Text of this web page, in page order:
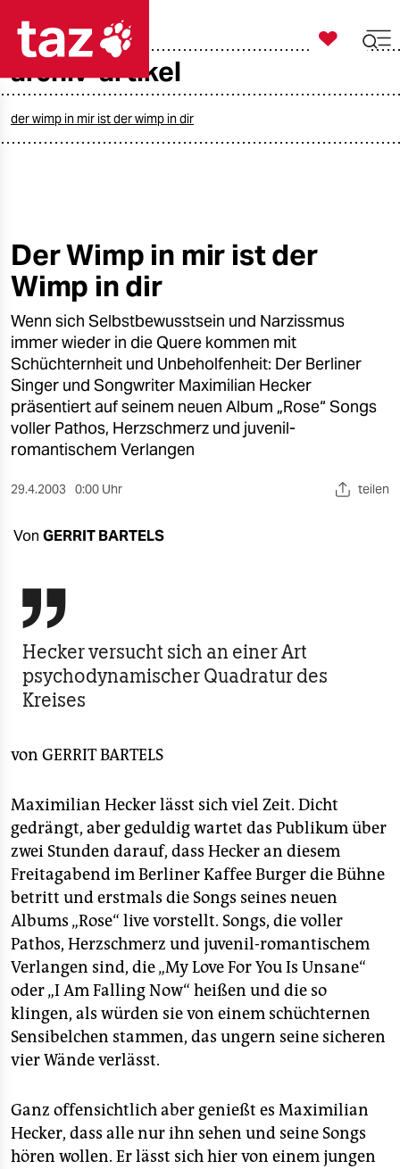
taz zahl ich
öko
gesellschaft
kultur
sport
berlin
nord
wahrheit
veranstaltungen
shop
fragen & hilfe
unterstützen
epaper login

taz zahl ich
archiv-artikel
der wimp in mir ist der wimp in dir
Der Wimp in mir ist der
Wimp in dir
Wenn sich Selbstbewusstsein und Narzissmus
immer wieder in die Quere kommen mit
Schüchternheit und Unbeholfenheit: Der Berliner
Singer und Songwriter Maximilian Hecker
präsentiert auf seinem neuen Album „Rose“ Songs
voller Pathos, Herzschmerz und juvenil-
romantischem Verlangen
29.4.2003 0:00 Uhr teilen
Von GERRIT BARTELS

Hecker versucht sich an einer Art
psychodynamischer Quadratur des
Kreises
von GERRIT BARTELS
Maximilian Hecker lässt sich viel Zeit. Dicht
gedrängt, aber geduldig wartet das Publikum über
zwei Stunden darauf, dass Hecker an diesem
Freitagabend im Berliner Kaffee Burger die Bühne
betritt und erstmals die Songs seines neuen
Albums „Rose“ live vorstellt. Songs, die voller
Pathos, Herzschmerz und juvenil-romantischem
Verlangen sind, die „My Love For You Is Unsane“
oder „I Am Falling Now“ heißen und die so
klingen, als würden sie von einem schüchternen
Sensibelchen stammen, das ungern seine sicheren
vier Wände verlässt.
Ganz offensichtlich aber genießt es Maximilian
Hecker, dass alle nur ihn sehen und seine Songs
hören wollen. Er lässt sich hier von einem jungen